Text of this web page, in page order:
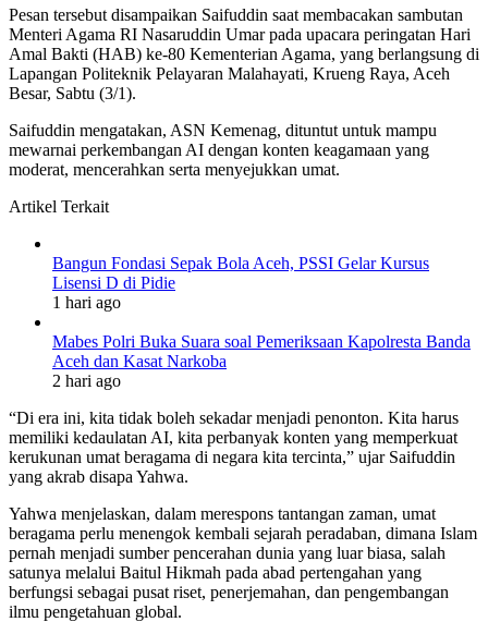
Pesan tersebut disampaikan Saifuddin saat membacakan sambutan
Menteri Agama RI Nasaruddin Umar pada upacara peringatan Hari
Amal Bakti (HAB) ke-80 Kementerian Agama, yang berlangsung di
Lapangan Politeknik Pelayaran Malahayati, Krueng Raya, Aceh
Besar, Sabtu (3/1).
Saifuddin mengatakan, ASN Kemenag, dituntut untuk mampu
mewarnai perkembangan AI dengan konten keagamaan yang
moderat, mencerahkan serta menyejukkan umat.
Artikel Terkait
Bangun Fondasi Sepak Bola Aceh, PSSI Gelar Kursus
Lisensi D di Pidie
1 hari ago
Mabes Polri Buka Suara soal Pemeriksaan Kapolresta Banda
Aceh dan Kasat Narkoba
2 hari ago
“Di era ini, kita tidak boleh sekadar menjadi penonton. Kita harus
memiliki kedaulatan AI, kita perbanyak konten yang memperkuat
kerukunan umat beragama di negara kita tercinta,” ujar Saifuddin
yang akrab disapa Yahwa.
Yahwa menjelaskan, dalam merespons tantangan zaman, umat
beragama perlu menengok kembali sejarah peradaban, dimana Islam
pernah menjadi sumber pencerahan dunia yang luar biasa, salah
satunya melalui Baitul Hikmah pada abad pertengahan yang
berfungsi sebagai pusat riset, penerjemahan, dan pengembangan
ilmu pengetahuan global.